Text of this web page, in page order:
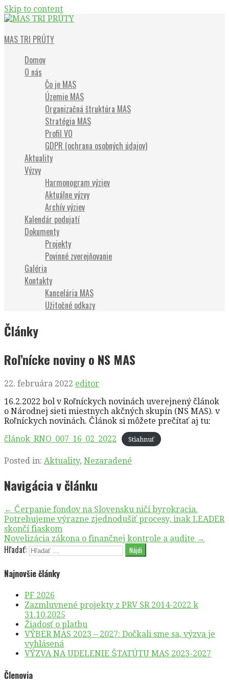
Skip to content
MAS TRI PRÚTY
Domov
O nás
Čo je MAS
Územie MAS
Organizačná štruktúra MAS
Stratégia MAS
Profil VO
GDPR (ochrana osobných údajov)
Aktuality
Výzvy
Harmonogram výziev
Aktuálne výzvy
Archív výziev
Kalendár podujatí
Dokumenty
Projekty
Povinné zverejňovanie
Galéria
Kontakty
Kancelária MAS
Užitočné odkazy
Články
Roľnícke noviny o NS MAS
22. februára 2022 editor
16.2.2022 bol v Roľníckych novinách uverejnený článok
o Národnej sieti miestnych akčných skupín (NS MAS). v
Roľníckych novinách. Článok si môžete prečítať aj tu:
článok_RNO_007_16_02_2022
Stiahnuť
Posted in: Aktuality, Nezaradené
Navigácia v článku
← Čerpanie fondov na Slovensku ničí byrokracia.
Potrebujeme výrazne zjednodušiť procesy, inak LEADER
skončí fiaskom
Novelizácia zákona o finančnej kontrole a audite →
Hľadať:
Najnovšie články
PF 2026
Zazmluvnené projekty z PRV SR 2014-2022 k
31.10.2025
Žiadosť o platbu
VÝBER MAS 2023 – 2027: Dočkali sme sa, výzva je
vyhlásená
VÝZVA NA UDELENIE ŠTATÚTU MAS 2023-2027
Členovia